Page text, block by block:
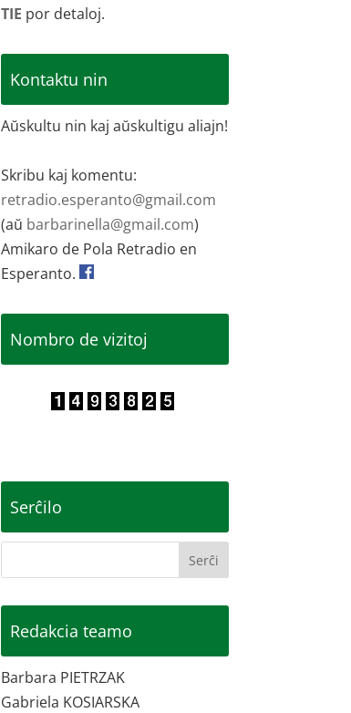
TIE por detaloj.
Kontaktu nin
Aŭskultu nin kaj aŭskultigu aliajn!
Skribu kaj komentu:
retradio.esperanto@gmail.com
(aŭ barbarinella@gmail.com)
Amikaro de Pola Retradio en
Esperanto.
Nombro de vizitoj
Serĉilo
Redakcia teamo
Barbara PIETRZAK
Gabriela KOSIARSKA